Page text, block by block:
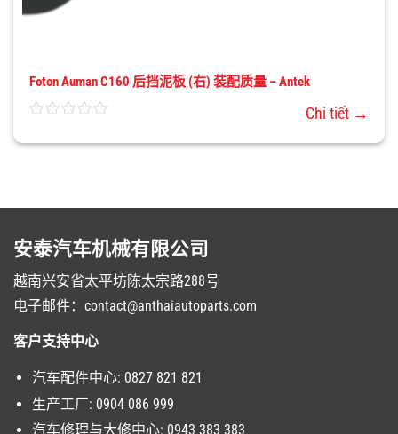
Foton Auman C160 后挡泥板 (右) 装配质量 – Antek
Chi tiết →
安泰汽车机械有限公司
越南兴安省太平坊陈太宗路288号
电子邮件：contact@anthaiautoparts.com
客户支持中心
汽车配件中心: 0827 821 821
生产工厂: 0904 086 999
汽车修理与大修中心: 0943 383 383